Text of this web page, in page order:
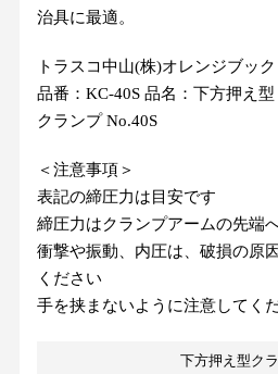
治具に最適。
トラスコ中山(株)オレンジブック
品番：KC-40S 品名：下方押え
クランプ No.40S
＜注意事項＞
​表​記​の​締​圧​力​は​目​安​で​す
締​圧​力​は​ク​ラ​ン​プ​ア​ー​ム​の​先​端​
衝​撃​や​振​動​、​内​圧​は​、​破​損​の​原​
く​だ​さ​い
手​を​挟​ま​な​い​よ​う​に​注​意​し​て​く​
下方押え型ク